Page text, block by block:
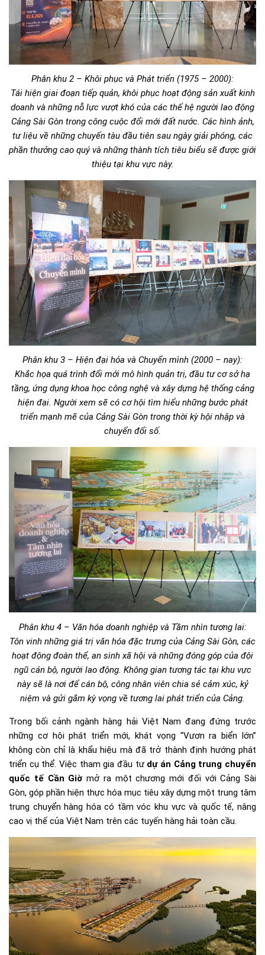
Phân khu 2 – Khôi phục và Phát triển (1975 – 2000):
Tái hiện giai đoạn tiếp quản, khôi phục hoạt động sản xuất kinh
doanh và những nỗ lực vượt khó của các thế hệ người lao động
Cảng Sài Gòn trong công cuộc đổi mới đất nước. Các hình ảnh,
tư liệu về những chuyến tàu đầu tiên sau ngày giải phóng, các
phần thưởng cao quý và những thành tích tiêu biểu sẽ được giới
thiệu tại khu vực này.
Phân khu 3 – Hiện đại hóa và Chuyển mình (2000 – nay):
Khắc họa quá trình đổi mới mô hình quản trị, đầu tư cơ sở hạ
tầng, ứng dụng khoa học công nghệ và xây dựng hệ thống cảng
hiện đại. Người xem sẽ có cơ hội tìm hiểu những bước phát
triển mạnh mẽ của Cảng Sài Gòn trong thời kỳ hội nhập và
chuyển đổi số.
Phân khu 4 – Văn hóa doanh nghiệp và Tầm nhìn tương lai:
Tôn vinh những giá trị văn hóa đặc trưng của Cảng Sài Gòn, các
hoạt động đoàn thể, an sinh xã hội và những đóng góp của đội
ngũ cán bộ, người lao động. Không gian tương tác tại khu vực
này sẽ là nơi để cán bộ, công nhân viên chia sẻ cảm xúc, kỷ
niệm và gửi gắm kỳ vọng về tương lai phát triển của Cảng.
Trong bối cảnh ngành hàng hải Việt Nam đang đứng trước
những cơ hội phát triển mới, khát vọng “Vươn ra biển lớn”
không còn chỉ là khẩu hiệu mà đã trở thành định hướng phát
triển cụ thể. Việc tham gia đầu tư dự án Cảng trung chuyển
quốc tế Cần Giờ mở ra một chương mới đối với Cảng Sài
Gòn, góp phần hiện thực hóa mục tiêu xây dựng một trung tâm
trung chuyển hàng hóa có tầm vóc khu vực và quốc tế, nâng
cao vị thế của Việt Nam trên các tuyến hàng hải toàn cầu.